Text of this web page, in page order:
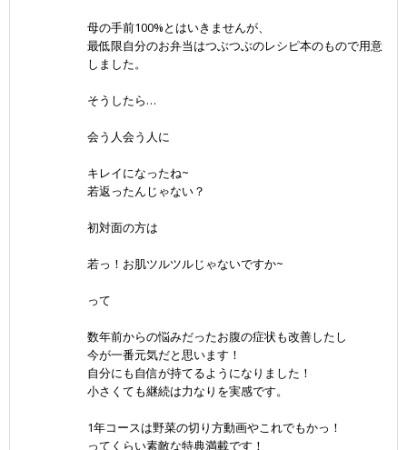
母の手前100%とはいきませんが、
最低限自分のお弁当はつぶつぶのレシピ本のもので用意
しました。
そうしたら…
会う人会う人に
キレイになったね~
若返ったんじゃない？
初対面の方は
若っ！お肌ツルツルじゃないですか~
って
数年前からの悩みだったお腹の症状も改善したし
今が一番元気だと思います！
自分にも自信が持てるようになりました！
小さくても継続は力なりを実感です。
1年コースは野菜の切り方動画やこれでもかっ！
ってくらい素敵な特典満載です！